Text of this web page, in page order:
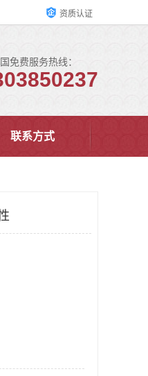
资质认证
免费服务热线：
联系方式